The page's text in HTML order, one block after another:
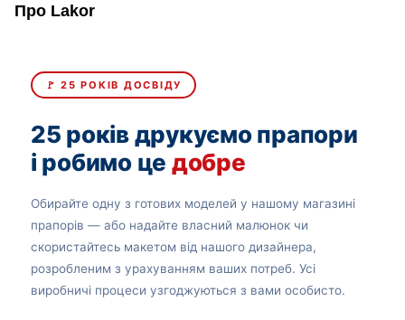
Про Lakor
🚩 25 РОКІВ ДОСВІДУ
25 років друкуємо прапори
і робимо це добре
Обирайте одну з готових моделей у нашому магазині
прапорів — або надайте власний малюнок чи
скористайтесь макетом від нашого дизайнера,
розробленим з урахуванням ваших потреб. Усі
виробничі процеси узгоджуються з вами особисто.